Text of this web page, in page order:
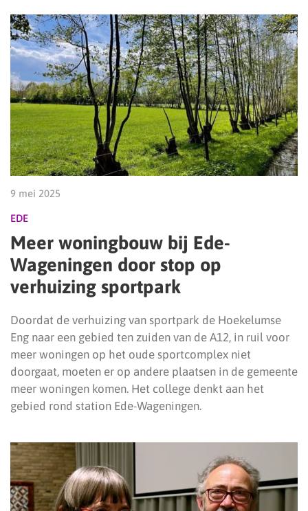
9 mei 2025
EDE
Meer woningbouw bij Ede-
Wageningen door stop op
verhuizing sportpark
Doordat de verhuizing van sportpark de Hoekelumse
Eng naar een gebied ten zuiden van de A12, in ruil voor
meer woningen op het oude sportcomplex niet
doorgaat, moeten er op andere plaatsen in de gemeente
meer woningen komen. Het college denkt aan het
gebied rond station Ede-Wageningen.